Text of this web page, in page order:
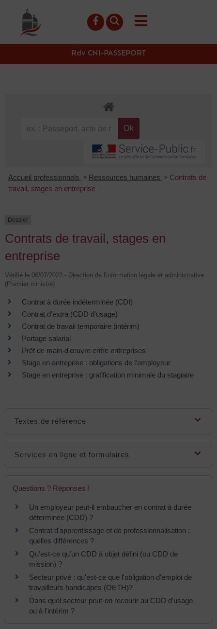
principal
Rdv CNI-PASSEPORT
Accueil professionnels > Ressources humaines > Contrats de
travail, stages en entreprise
Dossier
Contrats de travail, stages en
entreprise
Vérifié le 06/07/2022 - Direction de l'information légale et administrative
(Premier ministre)
Contrat à durée indéterminée (CDI)
Contrat d'extra (CDD d'usage)
Contrat de travail temporaire (intérim)
Portage salarial
Prêt de main-d'œuvre entre entreprises
Stage en entreprise : obligations de l'employeur
Stage en entreprise : gratification minimale du stagiaire
Textes de référence
Services en ligne et formulaires
Questions ? Réponses !
Un employeur peut-il embaucher en contrat à durée
déterminée (CDD) ?
Contrat d'apprentissage et de professionnalisation :
quelles différences ?
Qu'est-ce qu'un CDD à objet défini (ou CDD de
mission) ?
Secteur privé : qu'est-ce que l'obligation d'emploi de
travailleurs handicapés (OETH)?
Dans quel secteur peut-on recourir au CDD d'usage
ou à l'intérim ?